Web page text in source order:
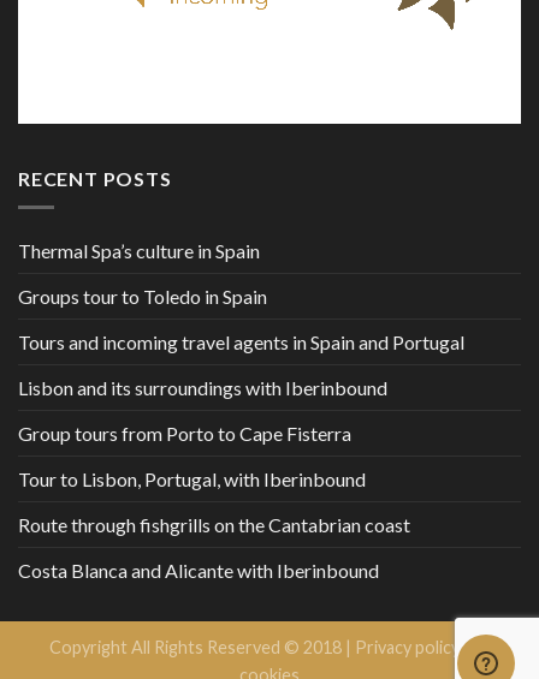
RECENT POSTS
Thermal Spa’s culture in Spain
Groups tour to Toledo in Spain
Tours and incoming travel agents in Spain and Portugal
Lisbon and its surroundings with Iberinbound
Group tours from Porto to Cape Fisterra
Tour to Lisbon, Portugal, with Iberinbound
Route through fishgrills on the Cantabrian coast
Costa Blanca and Alicante with Iberinbound
Copyright All Rights Reserved © 2018 | Privacy policy and